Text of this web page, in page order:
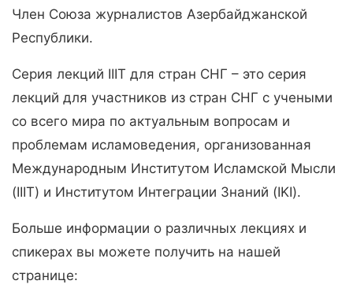
Член Союза журналистов Азербайджанской
Республики.
Серия лекций IIIT для стран СНГ – это серия
лекций для участников из стран СНГ с учеными
со всего мира по актуальным вопросам и
проблемам исламоведения, организованная
Международным Институтом Исламской Мысли
(IIIT) и Институтом Интеграции Знаний (IKI).
Больше информации о различных лекциях и
спикерах вы можете получить на нашей
странице: